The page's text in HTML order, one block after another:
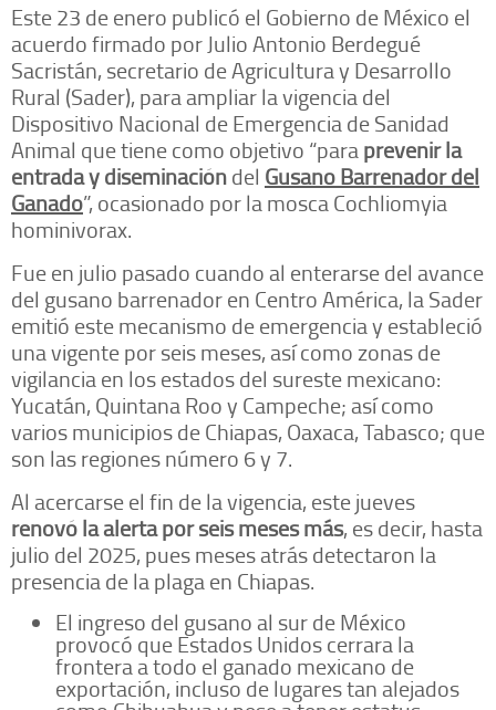
Este 23 de enero publicó el Gobierno de México el
acuerdo firmado por Julio Antonio Berdegué
Sacristán, secretario de Agricultura y Desarrollo
Rural (Sader), para ampliar la vigencia del
Dispositivo Nacional de Emergencia de Sanidad
Animal que tiene como objetivo “paraprevenir la
entrada y diseminacióndel Gusano Barrenador del
Ganado”, ocasionado por la mosca Cochliomyia
hominivorax.
Fue en julio pasado cuando al enterarse del avance
del gusano barrenador en Centro América, la Sader
emitió este mecanismo de emergencia y estableció
una vigente por seis meses, así como zonas de
vigilancia en los estados del sureste mexicano:
Yucatán, Quintana Roo y Campeche; así como
varios municipios de Chiapas, Oaxaca, Tabasco; que
son las regiones número 6 y 7.
Al acercarse el fin de la vigencia, este jueves
renovó la alerta por seis meses más, es decir, hasta
julio del 2025, pues meses atrás detectaron la
presencia de la plaga en Chiapas.
El ingreso del gusano al sur de México
provocó que Estados Unidos cerrara la
frontera a todo el ganado mexicano de
exportación, incluso de lugares tan alejados